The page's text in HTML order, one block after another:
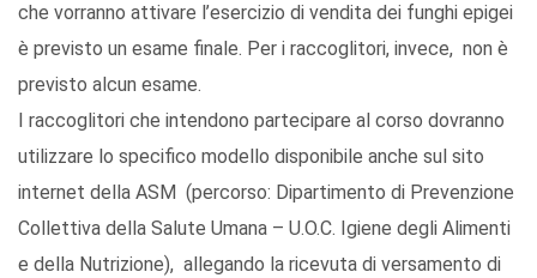
che vorranno attivare l’esercizio di vendita dei funghi epigei
è previsto un esame finale. Per i raccoglitori, invece, non è
previsto alcun esame.
I raccoglitori che intendono partecipare al corso dovranno
utilizzare lo specifico modello disponibile anche sul sito
internet della ASM (percorso: Dipartimento di Prevenzione
Collettiva della Salute Umana – U.O.C. Igiene degli Alimenti
e della Nutrizione), allegando la ricevuta di versamento di